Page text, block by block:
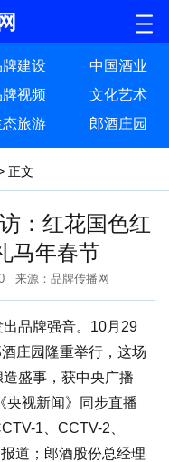
牌建设
中国酒业
视频
文化艺术
态旅游 郎酒庄园
正文
：红花国色红
马年春节
来源：品牌传播网
品牌强音。10月29
庄园隆重举行，这场
盛事，获中央广播
央视新闻》同步直播
1、CCTV-2、
道；郎酒股份总经理